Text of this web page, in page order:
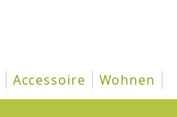
Accessoire Wohnen